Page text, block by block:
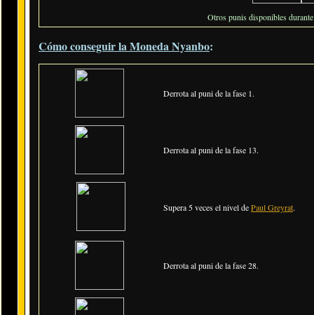
Otros punis disponibles
Cómo conseguir la Moneda Nyanbo:
Derrota al puni de la fase 1.
Derrota al puni de la fase 13.
Supera 5 veces el nivel dePaul Greyrat.
Derrota al puni de la fase 28.